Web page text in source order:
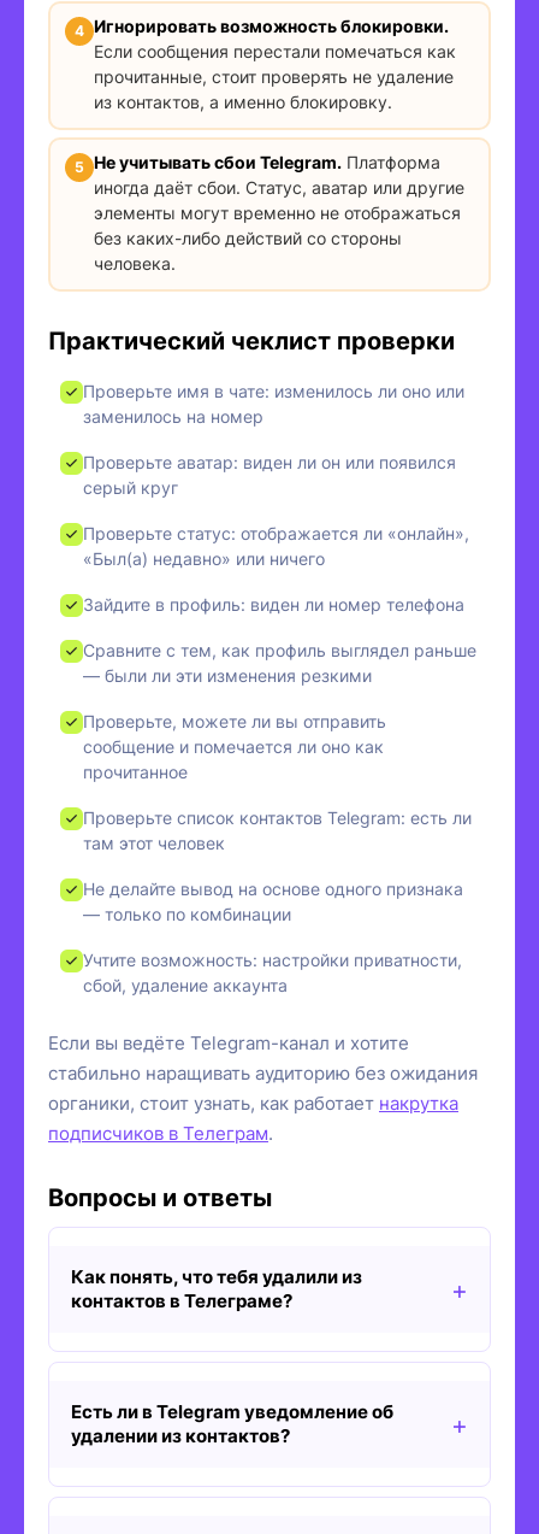
Игнорировать возможность блокировки.
Если сообщения перестали помечаться как
прочитанные, стоит проверять не удаление
из контактов, а именно блокировку.
Не учитывать сбои Telegram.Платформа
иногда даёт сбои. Статус, аватар или другие
элементы могут временно не отображаться
без каких-либо действий со стороны
человека.
Практический чеклист проверки
Проверьте имя в чате: изменилось ли оно или
заменилось на номер
Проверьте аватар: виден ли он или появился
серый круг
Проверьте статус: отображается ли «онлайн»,
«Был(а) недавно» или ничего
Зайдите в профиль: виден ли номер телефона
Сравните с тем, как профиль выглядел раньше
— были ли эти изменения резкими
Проверьте, можете ли вы отправить
сообщение и помечается ли оно как
прочитанное
Проверьте список контактов Telegram: есть ли
там этот человек
Не делайте вывод на основе одного признака
— только по комбинации
Учтите возможность: настройки приватности,
сбой, удаление аккаунта
Если вы ведёте Telegram-канал и хотите
стабильно наращивать аудиторию без ожидания
органики, стоит узнать, как работает накрутка
подписчиков в Телеграм.
Вопросы и ответы
Как понять, что тебя удалили из
контактов в Телеграме?
Есть ли в Telegram уведомление об
удалении из контактов?